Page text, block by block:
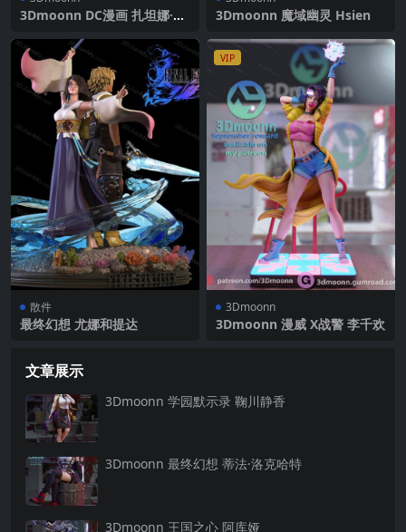
3Dmoonn DC漫画 扎坦娜·扎
3Dmoonn 魔域幽灵 Hsien
散件
最终幻想 尤娜和提达
VIP
3Dmoonn
3Dmoonn 漫威 X战警 李千欢
文章展示
3Dmoonn 学园默示录 鞠川静香
3Dmoonn 最终幻想 蒂法·洛克哈特
3Dmoonn 王国之心 阿库娅